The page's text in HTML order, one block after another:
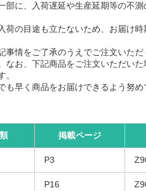
に、入荷遅延や生産延期等の不測
の目途も立たないため、お届け
情をご了承のうえでご注文いた
お、下記商品をご注文いただい
早く商品をお届けできるよう努
掲載ページ
P3
P16